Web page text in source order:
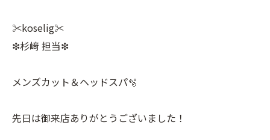
✂︎koselig✂︎
❇︎杉﨑 担当❇︎
メンズカット＆ヘッドスパ🫧
先日は御来店ありがとうございました！